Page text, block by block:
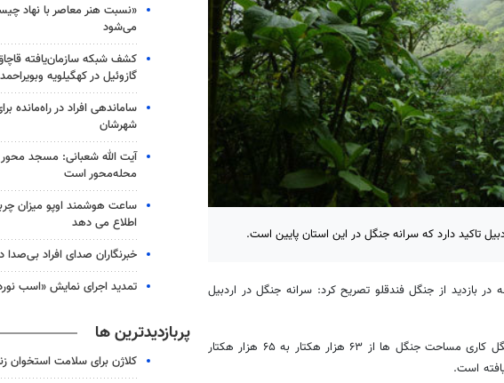
تاکید دارد که سرانه جنگل در این استان پایین است.
بازدید از جنگل فندقلو تصریح کرد: سرانه جنگل در اردبیل
وی با بیان اینکه با اجرای طرح های توسعه جنگل و جنگل کاری مساحت جنگل ها از ۶۳ هزار هکتار به ۶۵ هزار هکتار
«نسبت هنر معاصر با نهاد
می‌شود
گازوئیل در کهگیلویه وبویراحمد
ساماندهی افراد در راه‌مانده
شهرشان
آیت الله شعبانی: مسجد
محله‌محور است
ساعت هوشمند اوپو میزان
اطلاع می دهد
خبرنگاران صدای افراد
تمدید اجرای نمایش «اسب
پربازدیدترین ها
کلاژن برای سلامت استخوان